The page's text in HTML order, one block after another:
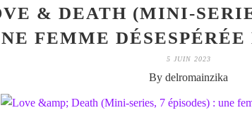
& DEATH (MINI-
FEMME
5 JUIN 2023
By delromainzika